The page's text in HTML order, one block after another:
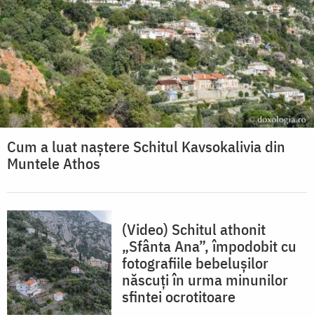
Cum a luat naștere Schitul Kavsokalivia din
Muntele Athos
(Video) Schitul athonit
„Sfânta Ana”, împodobit cu
fotografiile bebelușilor
născuți în urma minunilor
sfintei ocrotitoare